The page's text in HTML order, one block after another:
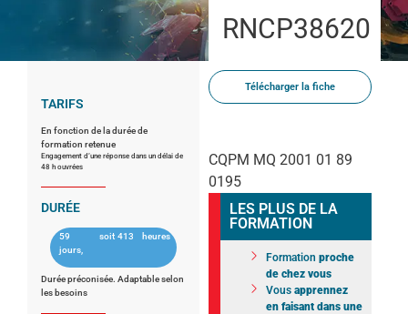
RNCP38620
TARIFS
En fonction de la durée de
formation retenue
Engagement d’une réponse dans un délai de
48 h ouvrées
DURÉE
59
jours,
soit 413 heures
Durée préconisée. Adaptable selon
les besoins
Télécharger la fiche
CQPM MQ 2001 01 89
0195
LES PLUS DE LA
FORMATION
Formation proche
de chez vous
Vousapprennez
en faisant dans une